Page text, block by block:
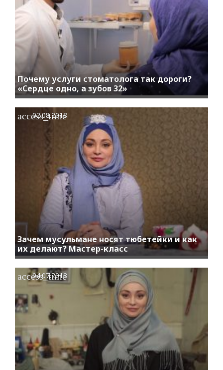
Почему услуги стоматолога так дороги?
«Сердце одно, а зубов 32»
Зачем мусульмане носят тюбетейки и как
их делают? Мастер-класс
access_time
02.08.2018
access_time
04.07.2018